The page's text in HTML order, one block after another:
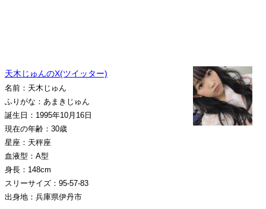
天木じゅんのX(ツイッター)
名前：天木じゅん
ふりがな：あまきじゅん
誕生日：1995年10月16日
現在の年齢：30歳
星座：天秤座
血液型：A型
身長：148cm
スリーサイズ：95-57-83
出身地：兵庫県伊丹市